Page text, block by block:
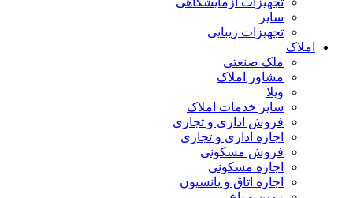
سایر
تجهیزات زیبایی
املاک
ملک صنعتی
مشاور املاک
ویلا
سایر خدمات املاک
فروش اداری و تجاری
اجاره اداری و تجاری
فروش مسکونی
اجاره مسکونی
اجاره اتاق و پانسیون